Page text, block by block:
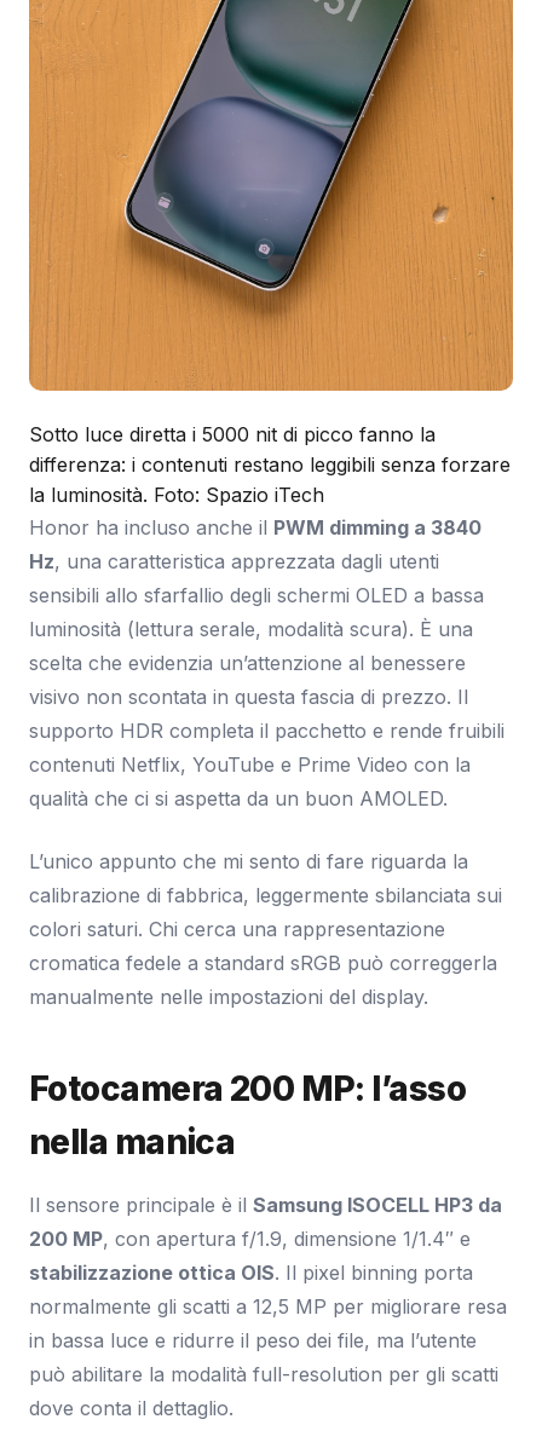
Sotto luce diretta i 5000 nit di picco fanno la
differenza: i contenuti restano leggibili senza forzare
la luminosità. Foto: Spazio iTech
Honor ha incluso anche il PWM dimming a 3840
Hz, una caratteristica apprezzata dagli utenti
sensibili allo sfarfallio degli schermi OLED a bassa
luminosità (lettura serale, modalità scura). È una
scelta che evidenzia un’attenzione al benessere
visivo non scontata in questa fascia di prezzo. Il
supporto HDR completa il pacchetto e rende fruibili
contenuti Netflix, YouTube e Prime Video con la
qualità che ci si aspetta da un buon AMOLED.
L’unico appunto che mi sento di fare riguarda la
calibrazione di fabbrica, leggermente sbilanciata sui
colori saturi. Chi cerca una rappresentazione
cromatica fedele a standard sRGB può correggerla
manualmente nelle impostazioni del display.
Fotocamera 200 MP: l’asso
nella manica
Il sensore principale è il Samsung ISOCELL HP3 da
200 MP, con apertura f/1.9, dimensione 1/1.4″ e
stabilizzazione ottica OIS. Il pixel binning porta
normalmente gli scatti a 12,5 MP per migliorare resa
in bassa luce e ridurre il peso dei file, ma l’utente
può abilitare la modalità full-resolution per gli scatti
dove conta il dettaglio.